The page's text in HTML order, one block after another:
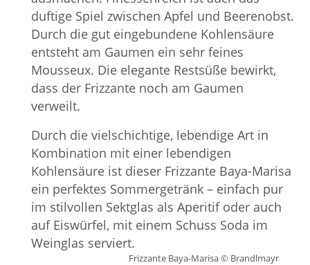
duftige Spiel zwischen Apfel und Beerenobst.
Durch die gut eingebundene Kohlensäure
entsteht am Gaumen ein sehr feines
Mousseux. Die elegante Restsüße bewirkt,
dass der Frizzante noch am Gaumen
verweilt.
Durch die vielschichtige, lebendige Art in
Kombination mit einer lebendigen
Kohlensäure ist dieser Frizzante Baya-Marisa
ein perfektes Sommergetränk – einfach pur
im stilvollen Sektglas als Aperitif oder auch
auf Eiswürfel, mit einem Schuss Soda im
Weinglas serviert.
Frizzante Baya-Marisa © Brandlmayr